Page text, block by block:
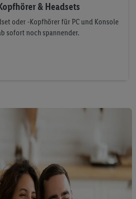
& Headsets
oder -Kopfhörer für PC und Konsole
sofort noch spannender.